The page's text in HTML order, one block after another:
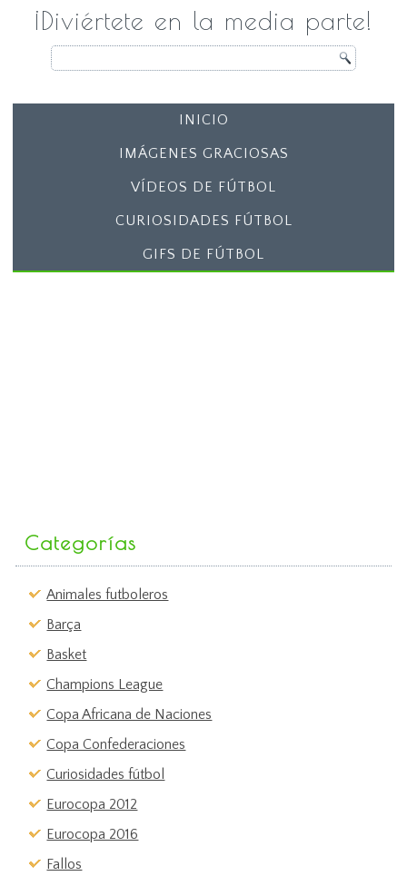
¡Diviértete en la media parte!
INICIO
IMÁGENES GRACIOSAS
VÍDEOS DE FÚTBOL
CURIOSIDADES FÚTBOL
GIFS DE FÚTBOL
Categorías
Animales futboleros
Barça
Basket
Champions League
Copa Africana de Naciones
Copa Confederaciones
Curiosidades fútbol
Eurocopa 2012
Eurocopa 2016
Fallos